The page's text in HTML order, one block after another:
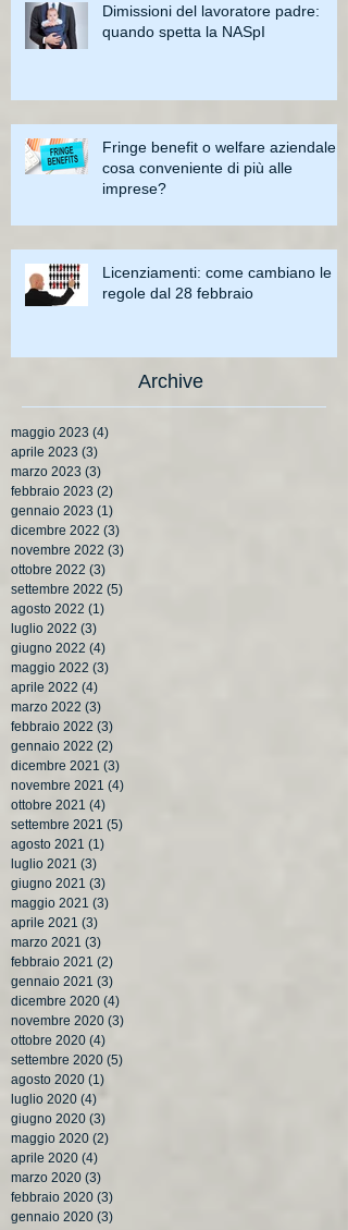
Dimissioni del lavoratore padre:
quando spetta la NASpI
Fringe benefit o welfare aziendale:
cosa conveniente di più alle
imprese?
Licenziamenti: come cambiano le
regole dal 28 febbraio
Archive
maggio 2023 (4)
aprile 2023 (3)
marzo 2023 (3)
febbraio 2023 (2)
gennaio 2023 (1)
dicembre 2022 (3)
novembre 2022 (3)
ottobre 2022 (3)
settembre 2022 (5)
agosto 2022 (1)
luglio 2022 (3)
giugno 2022 (4)
maggio 2022 (3)
aprile 2022 (4)
marzo 2022 (3)
febbraio 2022 (3)
gennaio 2022 (2)
dicembre 2021 (3)
novembre 2021 (4)
ottobre 2021 (4)
settembre 2021 (5)
agosto 2021 (1)
luglio 2021 (3)
giugno 2021 (3)
maggio 2021 (3)
aprile 2021 (3)
marzo 2021 (3)
febbraio 2021 (2)
gennaio 2021 (3)
dicembre 2020 (4)
novembre 2020 (3)
ottobre 2020 (4)
settembre 2020 (5)
agosto 2020 (1)
luglio 2020 (4)
giugno 2020 (3)
maggio 2020 (2)
aprile 2020 (4)
marzo 2020 (3)
febbraio 2020 (3)
gennaio 2020 (3)